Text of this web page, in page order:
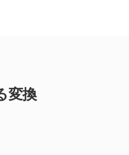
変換